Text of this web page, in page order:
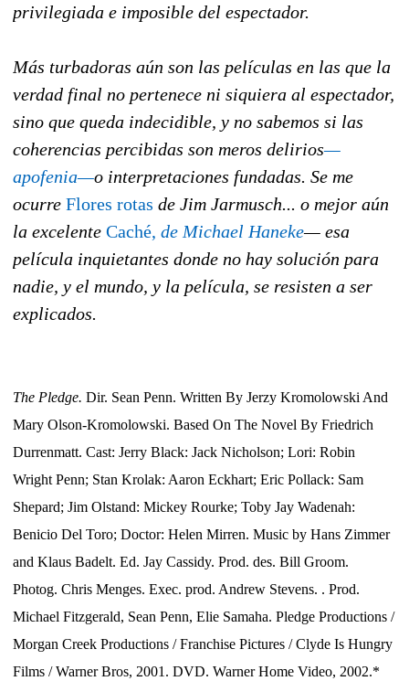
privilegiada e imposible del espectador.
Más turbadoras aún son las películas en las que la
verdad final no pertenece ni siquiera al espectador,
sino que queda indecidible, y no sabemos si las
coherencias percibidas son meros delirios—
apofenia—o interpretaciones fundadas. Se me
ocurre Flores rotas de Jim Jarmusch... o mejor aún
la excelente Caché, de Michael Haneke— esa
película inquietantes donde no hay solución para
nadie, y el mundo, y la película, se resisten a ser
explicados.
The Pledge. Dir. Sean Penn. Written By Jerzy Kromolowski And
Mary Olson-Kromolowski. Based On The Novel By Friedrich
Durrenmatt. Cast: Jerry Black: Jack Nicholson; Lori: Robin
Wright Penn; Stan Krolak: Aaron Eckhart; Eric Pollack: Sam
Shepard; Jim Olstand: Mickey Rourke; Toby Jay Wadenah:
Benicio Del Toro; Doctor: Helen Mirren. Music by Hans Zimmer
and Klaus Badelt. Ed. Jay Cassidy. Prod. des. Bill Groom.
Photog. Chris Menges. Exec. prod. Andrew Stevens. . Prod.
Michael Fitzgerald, Sean Penn, Elie Samaha. Pledge Productions /
Morgan Creek Productions / Franchise Pictures / Clyde Is Hungry
Films / Warner Bros, 2001. DVD. Warner Home Video, 2002.*